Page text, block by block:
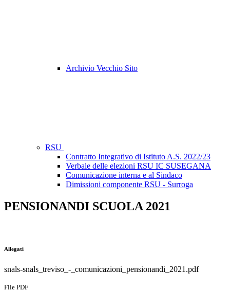
Archivio Vecchio Sito
RSU
Contratto Integrativo di Istituto A.S. 2022/23
Verbale delle elezioni RSU IC SUSEGANA
Comunicazione interna e al Sindaco
Dimissioni componente RSU - Surroga
PENSIONANDI SCUOLA 2021
Allegati
snals-snals_treviso_-_comunicazioni_pensionandi_2021.pdf
File PDF